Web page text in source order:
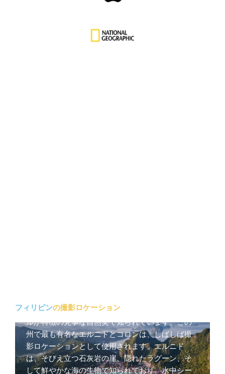
フィリピンの撮影ロケーション
いターコイズ色の水、そして青々としたジャング
ルが特徴の見事な自然美で知られています。この
州で最も有名なエルニドとコロンは、しばしば撮
影ロケーションとして使用されます。エルニド
は、そびえ立つ石灰岩の崖、隠れたラグーン、そ
して鮮やかな海の生物で知られており、水中シー